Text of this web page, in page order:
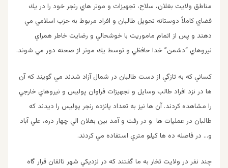
مناطق ولايت بغلان، سلاح، تجهيزات و موتر هاي رنجر خود را در يك
فضاي كاملاً دوستانه تحويل طالبان و افراد مربوط به حزب اسلامي مي
دهند و پس از اتمام ماموريت با خوشحالي و رضايت خاطر همراي
نيروهاي “دشمن” خدا حافظي و توسط يك موتر از صحنه دور مي شوند.
كساني كه به تازگي از دست طالبان در شمال آزاد شدند مي گويند كه آن
ها در نزد افراد طالب وسايل و تجهيزات فراوان پوليس و نيروهاي خارجي
را مشاهده كردند. آن ها نيز به تعداد پانزده رنجر پوليس را ديدند كه
طالبان در عمليات ها و در رفت و آمد بين بغلان الي چهار دره، علي آباد
و… در فاصله ده ها كيلو متري استفاده مي كردند.
چند نفر در ولايت تخار به ما گفتند كه در نزديكي شهر تالقان قرار گاه